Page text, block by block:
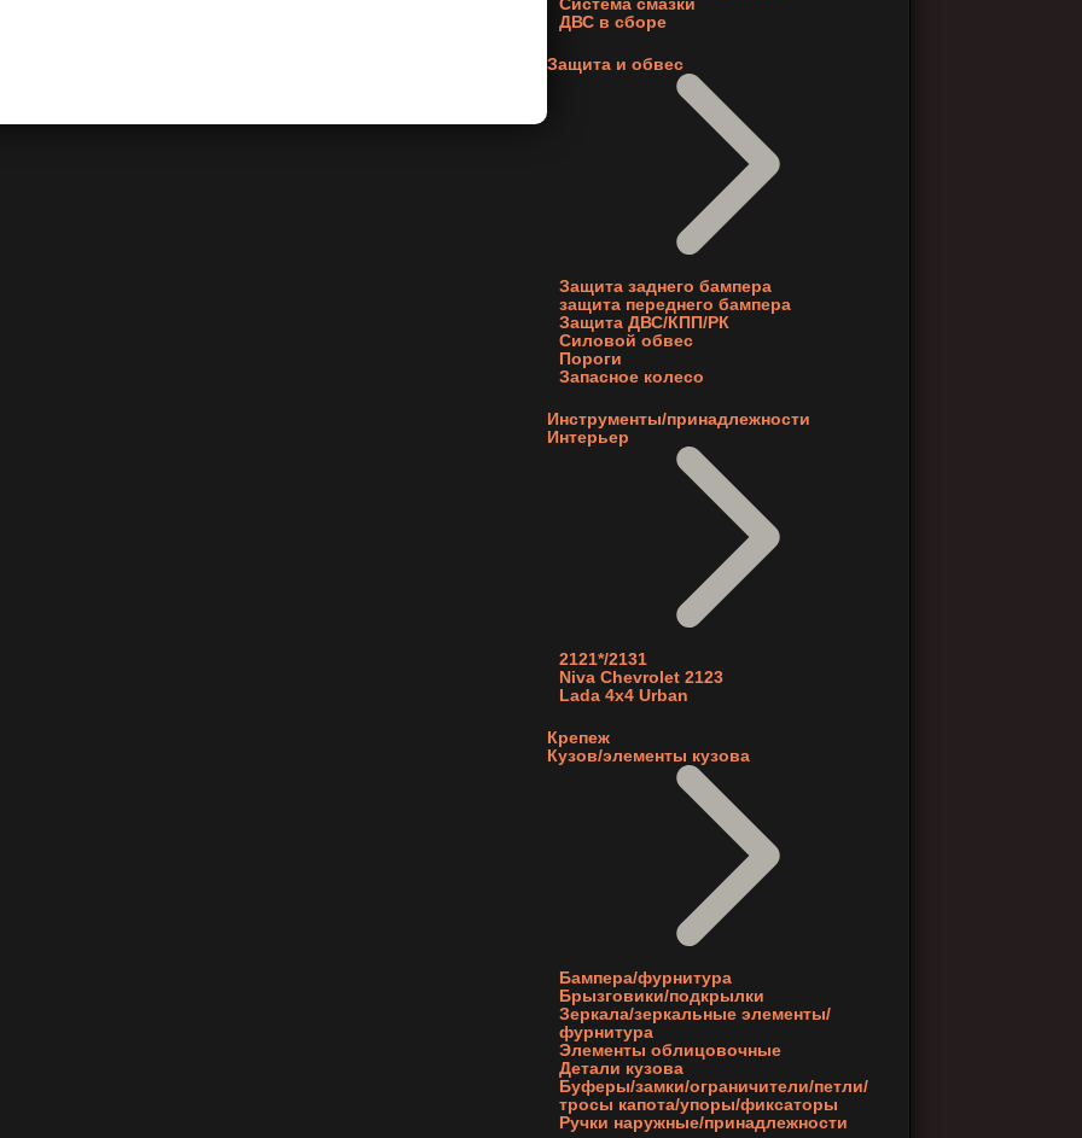
ДВС в сборе
Защита и обвес
Защита заднего бампера
защита переднего бампера
Защита ДВС/КПП/РК
Силовой обвес
Пороги
Запасное колесо
Инструменты/принадлежности
Интерьер
2121*/2131
Niva Chevrolet 2123
Lada 4x4 Urban
Крепеж
Кузов/элементы кузова
Бампера/фурнитура
Брызговики/подкрылки
Зеркала/зеркальные элементы/
фурнитура
Элементы облицовочные
Детали кузова
Буферы/замки/ограничители/петли/
тросы капота/упоры/фиксаторы
Ручки наружные/принадлежности